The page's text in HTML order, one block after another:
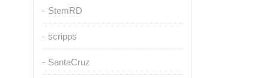
StemRD
scripps
SantaCruz